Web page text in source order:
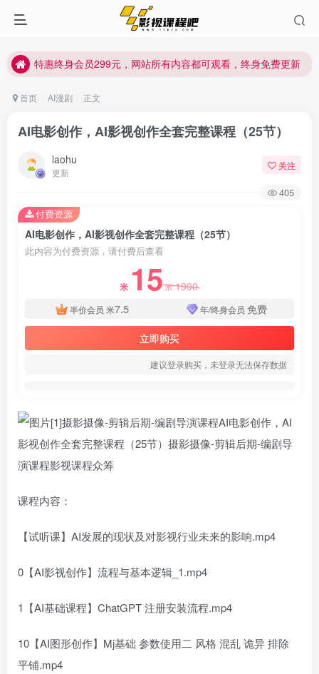
特惠终身会员299元，网站所有内容都可观看，终身免费更新
特惠终身会员299元，网站所有内容都可观看，终身免费更新
首页 AI漫剧 正文
AI电影创作，AI影视创作全套完整课程（25节）
laohu
更新
关注
405
AI电影创作，AI影视创作全套完整课程（25节）
此内容为付费资源，请付费后查看
米 15米1990
半价会员 米7.5 年/终身会员 免费
立即购买
建议登录购买，未登录无法保存数据
付费资源
课程内容：
【试听课】AI发展的现状及对影视行业未来的影响.mp4
0【AI影视创作】流程与基本逻辑_1.mp4
1【AI基础课程】ChatGPT 注册安装流程.mp4
10【AI图形创作】Mj基础 参数使用二 风格 混乱 诡异 排除
平铺.mp4